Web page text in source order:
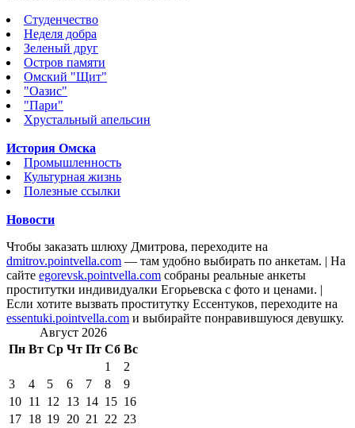
Студенчество
Неделя добра
Зеленый друг
Остров памяти
Омский "Щит"
"Оазис"
"Пари"
Хрустальный апельсин
История Омска
Промышленность
Культурная жизнь
Полезные ссылки
Новости
Чтобы заказать шлюху Дмитрова, переходите на
dmitrov.pointvella.com — там удобно выбирать по анкетам. | На
сайте egorevsk.pointvella.com собраны реальные анкеты
проститутки индивидуалки Егорьевска с фото и ценами. |
Если хотите вызвать проститутку Ессентуков, переходите на
essentuki.pointvella.com и выбирайте понравившуюся девушку.
Август 2026
Пн Вт Ср Чт Пт Сб Вс
1
2
3
4 5 6 7 8
9
10 11 12 13 14 15 16
17 18 19 20 21 22 23